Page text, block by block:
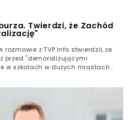
Z obozu ewakuowano blisko 70
oburza. Twierdzi, że Zachód
wyborcza.pl, wtv.pl
East News
Twierdzi, że Zachód
rozmowie z TVP Info stwierdził, że
przed "demoralizującymi
w szkołach w dużych miastach
lokalne. Pragnie również
kuratorów. Te stanowiska
edukacji.